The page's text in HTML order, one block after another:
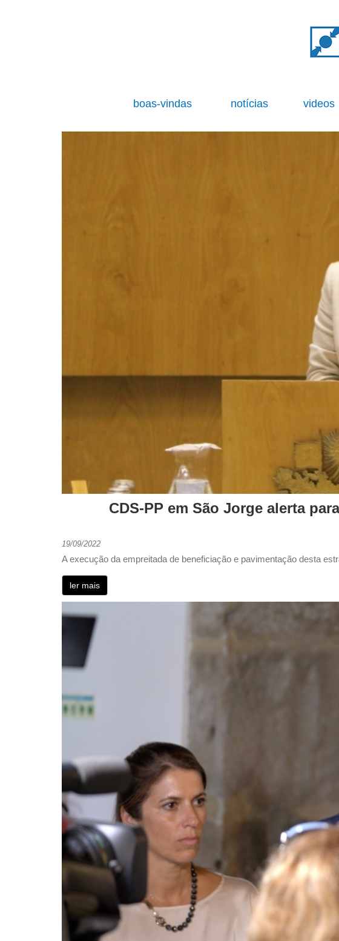
boas-vindas notícias videos
CDS-PP em São Jorge alerta
19/09/2022
A execução da empreitada de beneficiação e pavimentação desta
ler mais